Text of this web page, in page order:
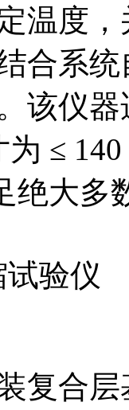
温度
合系
该仪
≤
绝大
试验仪
复合层